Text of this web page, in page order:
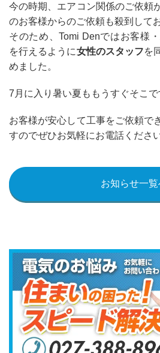
今の時期、エアコン関係のご依頼
のお客様からのご依頼も殺到して
そのため、Tomi Denではお客様
を行えるように女性のスタッフを
めました。
7月に入り暑い夏ももうすぐそこで
お客様が安心して工事をご依頼で
すのでぜひお気軽にお電話くださ
お知らせ一覧